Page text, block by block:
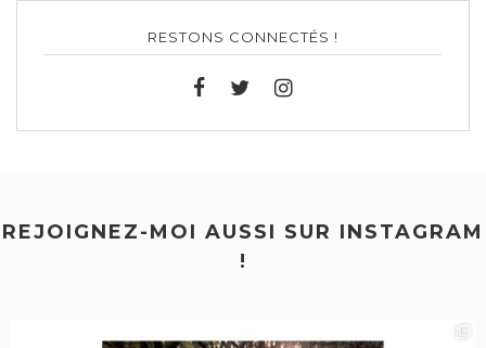
RESTONS CONNECTÉS !
REJOIGNEZ-MOI AUSSI SUR INSTAGRAM
!